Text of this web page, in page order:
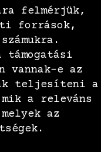
felmérjük,
források,
támogatási
vannak-e az
teljesíteni a
a releváns
az